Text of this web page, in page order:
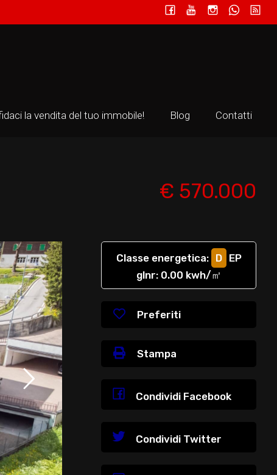
la vendita del tuo immobile! Blog Contatti
€ 570.000
Classe energetica: D
EP
glnr: 0.00 kwh/㎡
Preferiti
Stampa
Condividi Facebook
Condividi Twitter